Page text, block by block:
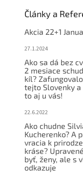
Články a
Akcia 22+1
27.1.2024
Ako sa dá bez
2 mesiace
kíl?
tejto Slovenky a
to aj u vás!
22.6.2022
Ako chudne
Kucherenko? A
vracia k
kráse?
byť, ženy, ale s
odkazuje